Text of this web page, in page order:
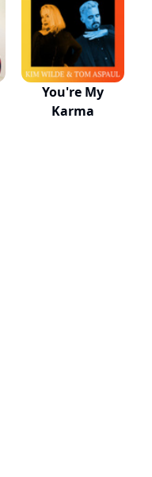
You're My
Karma